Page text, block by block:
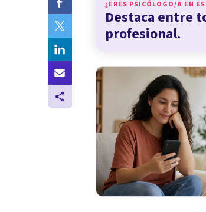
¿ERES PSICÓLOGO/A EN
Destaca entre
profesional.